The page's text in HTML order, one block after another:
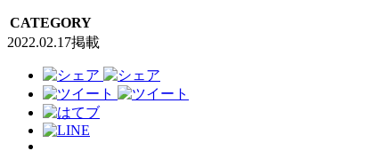
CATEGORY
2022.02.17掲載